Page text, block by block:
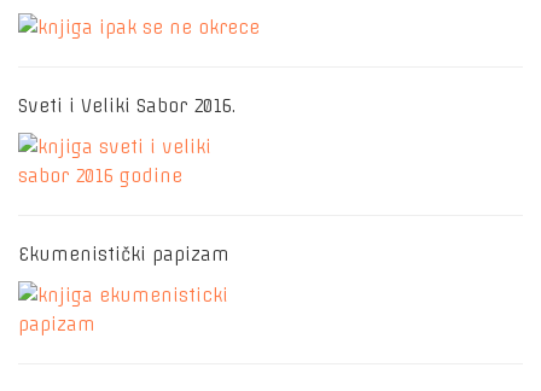
Sveti i Veliki Sabor 2016.
Ekumenistički papizam